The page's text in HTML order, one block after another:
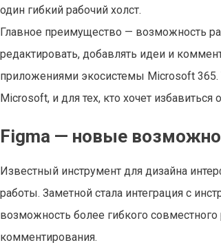
один гибкий рабочий холст.
Главное преимущество — возможность
редактировать, добавлять идеи и
приложениями экосистемы Microsoft
Microsoft, и для тех, кто хочет
Figma — новые
Известный инструмент для дизайна
работы. Заметной стала интеграция с
возможность более гибкого
комментирования.